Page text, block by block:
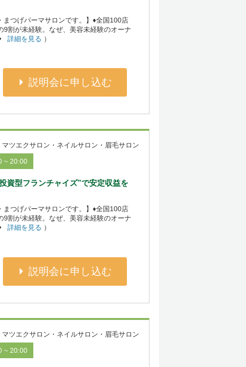
まつげパーマサロンです。】♦全国100店
割が未経験。なぜ、美容未経験のオーナ
詳細を見る ）
説明会に申し込む
マツエクサロン・ネイルサロン・眉毛サロン
~ 20:00
資型フランチャイズ”で安定収益を
まつげパーマサロンです。】♦全国100店
割が未経験。なぜ、美容未経験のオーナ
詳細を見る ）
説明会に申し込む
マツエクサロン・ネイルサロン・眉毛サロン
~ 20:00